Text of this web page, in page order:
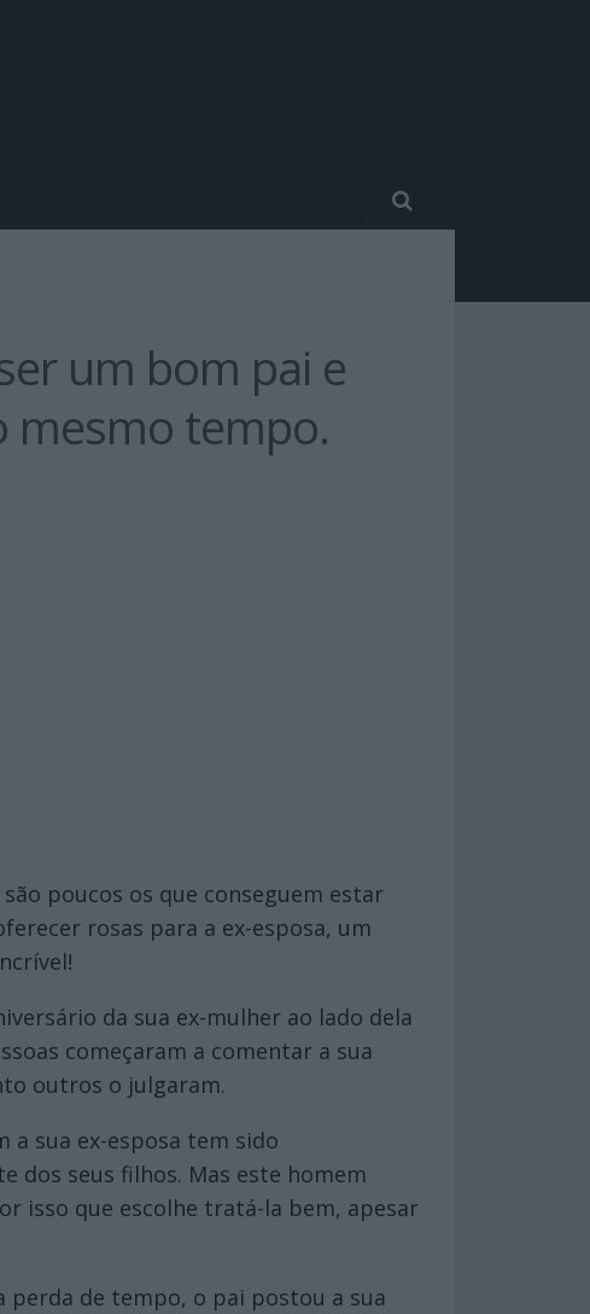
um bom pai e
mesmo tempo.
poucos os que conseguem estar
rosas para a ex-esposa, um
da sua ex-mulher ao lado dela
começaram a comentar a sua
outros o julgaram.
a sua ex-esposa tem sido
dos seus filhos. Mas este homem
isso que escolhe tratá-la bem, apesar
perda de tempo, o pai postou a sua